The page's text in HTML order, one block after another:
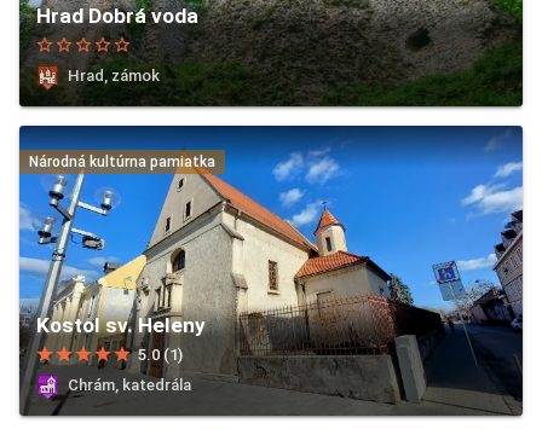
Hrad Dobrá voda
star_borderstar_borderstar_borderstar_borderstar_border
Hrad, zámok
Národná kultúrna pamiatka
Kostol sv. Heleny
starstarstarstarstar 5.0 (1)
Chrám, katedrála